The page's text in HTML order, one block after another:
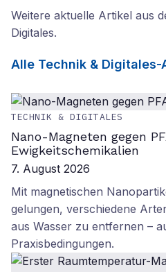
Weitere aktuelle Artikel aus
Digitales.
Alle Technik & Digitales-
TECHNIK & DIGITALES
Nano-Magneten gegen
Ewigkeitschemikalien
7. August 2026
Mit magnetischen
gelungen, verschiedene
aus Wasser zu entfernen –
Praxisbedingungen.